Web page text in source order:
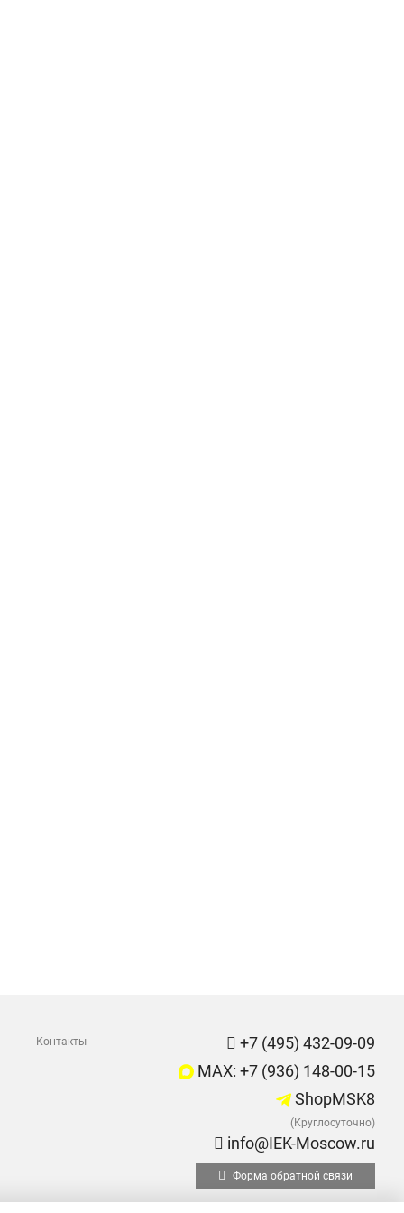
Контакты
+7 (495) 432-09-09
MAX: +7 (936) 148-00-15
ShopMSK8
(Круглосуточно)
info@IEK-Moscow.ru
Форма обратной связи